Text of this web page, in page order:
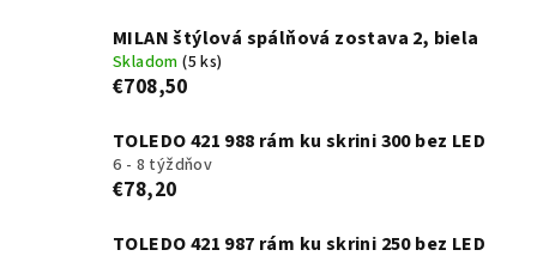
MILAN štýlová spálňová zostava 2, biela
Skladom(5 ks)
€708,50
TOLEDO 421 988 rám ku skrini 300 bez LED
6 - 8 týždňov
€78,20
TOLEDO 421 987 rám ku skrini 250 bez LED